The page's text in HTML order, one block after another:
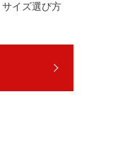
サイズ選び方